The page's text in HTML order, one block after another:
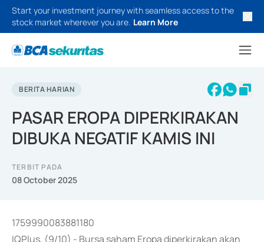
Start your investment journey with seamless access to the
stock market wherever you are. Learn More
BERITA HARIAN
PASAR EROPA DIPERKIRAKAN
DIBUKA NEGATIF KAMIS INI
TERBIT PADA
08 October 2025
1759990083881180
IQPlus, (9/10) - Bursa saham Eropa diperkirakan akan